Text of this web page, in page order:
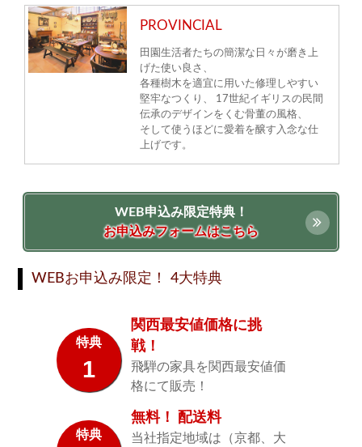
PROVINCIAL
田園生活者たちの簡潔な日々が磨き上
げた使い良さ、
各種樹木を適宜に用いた修理しやすい
堅牢なつくり、 17世紀イギリスの民間
伝承のデザインをくむ骨董の風格、
そして使うほどに愛着を醸す入念な仕
上げです。
WEB申込み限定特典！
お申込みフォームはこちら
WEBお申込み限定！ 4大特典
特典
1
関西最安値価格に挑
戦！
飛騨の家具を関西最安値価
格にて販売！
特典
無料！ 配送料
当社指定地域は（京都、大